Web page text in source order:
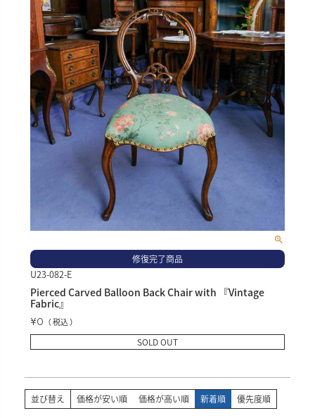
修復完了商品
U23-082-E
Pierced Carved Balloon Back Chair with 『Vintage
Fabric』
¥0 税込
SOLD OUT
並び替え 価格が安い順 価格が高い順 新着順 優先度順